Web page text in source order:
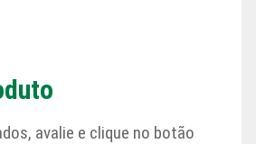
avalie e clique no botão